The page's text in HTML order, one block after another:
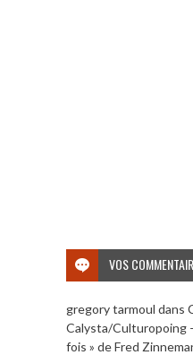
VOS
gregory tarmoul dans
Calysta/Culturopoing
fois » de Fred